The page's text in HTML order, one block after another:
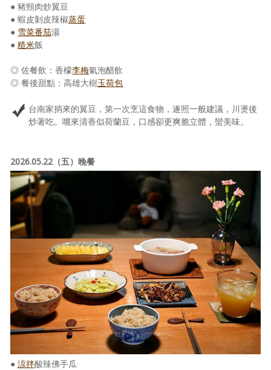
關於Yilan
個人著作
活動實況記錄
媒體報導一覽
合作與代言
● 豬頸肉炒翼豆
● 蝦皮剝皮辣椒蒸蛋
● 雪菜番茄湯
● 糙米飯
◎ 佐餐飲：香檬李梅氣泡醋飲
◎ 餐後甜點：高雄大樹玉荷包
台南家捎來的翼豆，第一次烹這食物，遂照一般建議，川燙後
炒著吃。嚐來清香似荷蘭豆，口感卻更爽脆立體，蠻美味。
2026.05.22（五）晚餐
● 涼拌酸辣佛手瓜